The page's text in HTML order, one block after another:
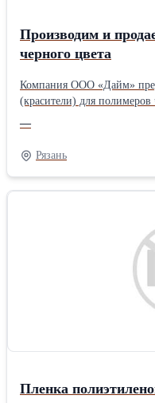
Производим и
черного цвета
Компания ООО «Дайм»
(красители) для
красители обладают
насыщенным цветом и
производим черный
—
Рязань
Пленка